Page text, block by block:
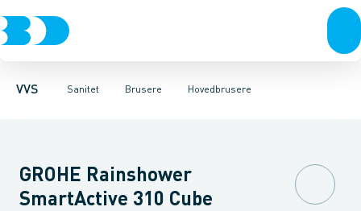
VVS Sanitet
Rør & fittingsPressfittings & rørKuglehaner & ventiler
Brusere
Toiletter, sæder og cisterner VaskeArmaturer
Hovedbrusere
HåndbrusereBruseslanger BrusesætBrusestænger
GROHE Rainshower
SmartActive 310 Cube